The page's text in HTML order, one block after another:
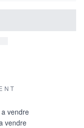
vendre
vendre